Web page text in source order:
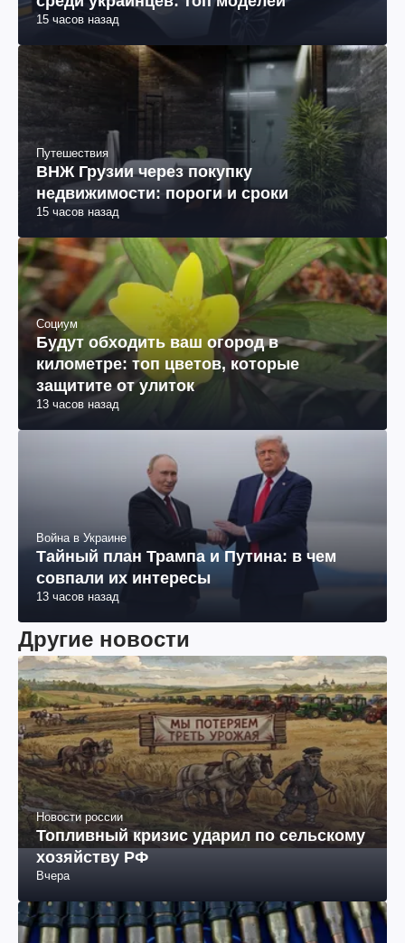
среди украинцев: топ моделей
Путешествия
ВНЖ Грузии через покупку
недвижимости: пороги и сроки
Социум
Будут обходить ваш огород в
километре: топ цветов, которые
защитите от улиток
Война в Украине
Тайный план Трампа и Путина: в чем
совпали их интересы
Другие новости
Новости россии
Топливный кризис ударил по сельскому
хозяйству РФ